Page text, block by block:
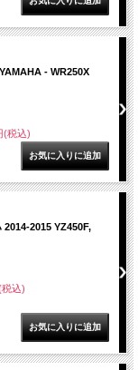
- WR250X
(税込)
2014-2015 YZ450F,
込)